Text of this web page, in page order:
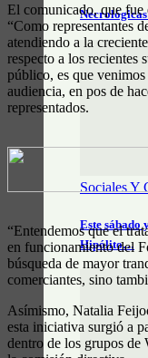
Necrológicas
Sociales Y
Este sábado
Hipólito…
El comunicado, que
“Como representantes
atendiendo a la
respecto a los recientes
público, es que
audiencia, en pos de
representados.
“Entendemos que el
en funcionamiento del
búsqueda de mayor
comerciantes, sino
Asímismo, Natalia
esta iniciativa surgió a
dentro de los grupos de